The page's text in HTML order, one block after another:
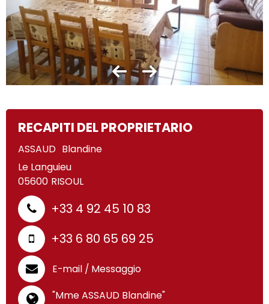
RECAPITI DEL PROPRIETARIO
ASSAUD Blandine
Le Languieu
05600 RISOUL
+33 4 92 45 10 83
+33 6 80 65 69 25
E-mail / Messaggio
"Mme ASSAUD Blandine"